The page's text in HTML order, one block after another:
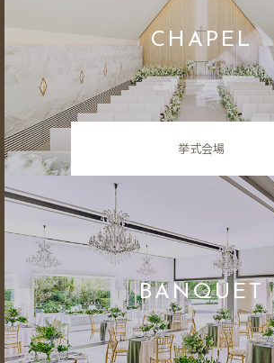
CHAPEL
挙式会場
BANQUET